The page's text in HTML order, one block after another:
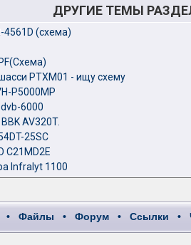
ДРУГИЕ ТЕМЫ
4561D (схема)
PTXM01 - ищу схему
P5000MP
6000
AV320T.
25SC
C21MD2E
Infralyt 1100
• Файлы • Форум • Ссылки •